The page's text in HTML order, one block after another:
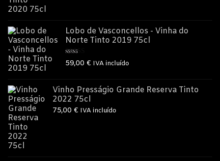
Lobo de Vasconcellos - Vinha do
Norte Tinto 2019 75cl
Avaliação
5.00de 5
59,00 € IVA incluído
Vinho Presságio Grande Reserva Tinto
2022 75cl
75,00 € IVA incluído